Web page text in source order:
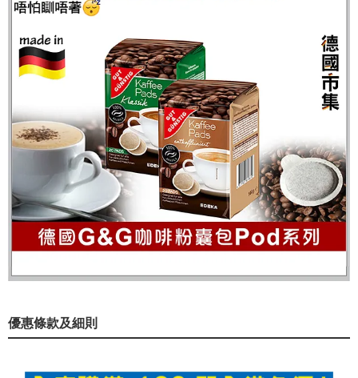
優惠條款及細則